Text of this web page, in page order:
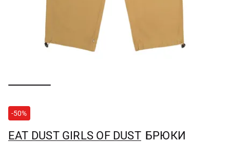
-50%
EAT DUST GIRLS OF DUST БРЮКИ